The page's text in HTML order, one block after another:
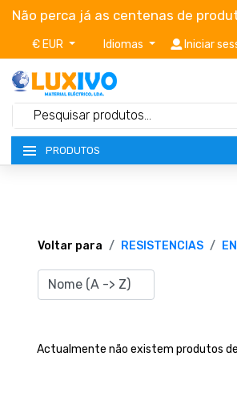
Não perca já as centenas de
€ EUR Idiomas Iniciar
PRODUTOS
TERMOS E CONDIÇÕES
CATÁLOGOS
Voltar para RESISTENCIAS
Actualmente não existem produtos